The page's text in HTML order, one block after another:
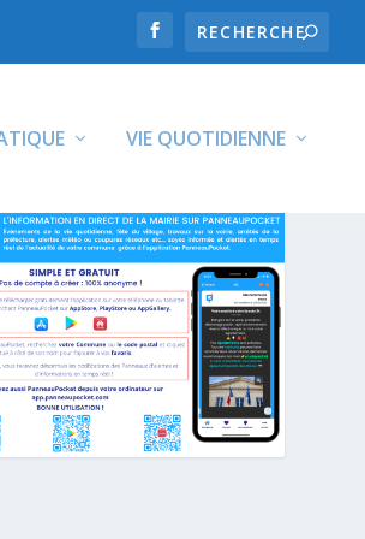
VIE QUOTIDIENNE